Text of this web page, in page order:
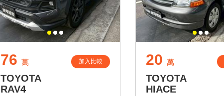
76 萬 加入比較
TOYOTA
RAV4
20 萬
TOYOTA
HIACE